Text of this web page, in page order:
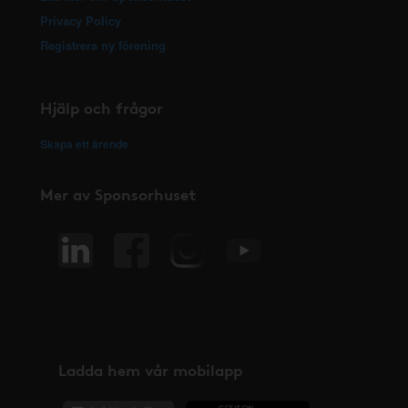
Privacy Policy
Registrera ny förening
Hjälp och frågor
Skapa ett ärende
Mer av Sponsorhuset
Ladda hem vår mobilapp